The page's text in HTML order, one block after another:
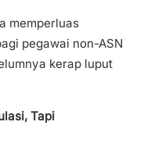
memperluas
pegawai non-ASN
kerap luput
Tapi